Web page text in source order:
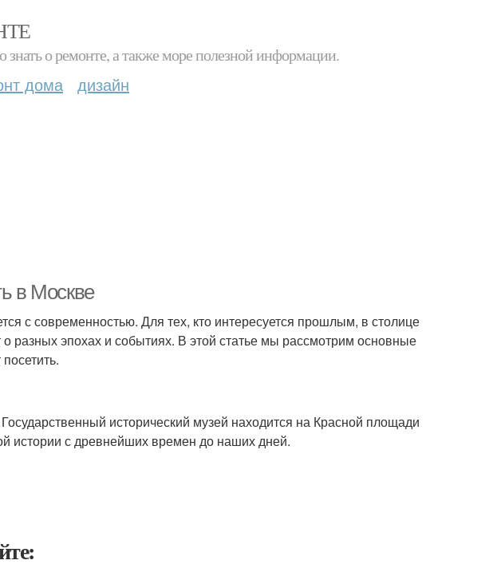
знать о ремонте, а также море полезной информации.
дома дизайн
в Москве
с современностью. Для тех, кто интересуется прошлым, в столице
разных эпохах и событиях. В этой статье мы рассмотрим основные
исторический музей находится на Красной площади
истории с древнейших времен до наших дней.